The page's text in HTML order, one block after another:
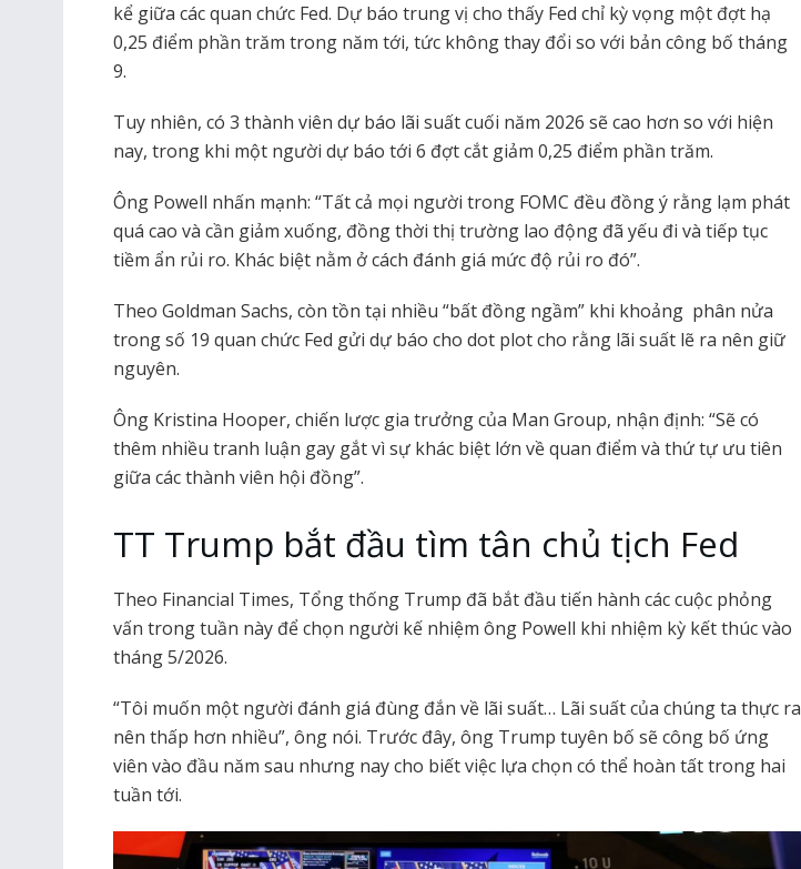
kể giữa các quan chức Fed. Dự báo trung vị cho thấy Fed chỉ kỳ vọng một đợt hạ
0,25 điểm phần trăm trong năm tới, tức không thay đổi so với bản công bố tháng
9.
Tuy nhiên, có 3 thành viên dự báo lãi suất cuối năm 2026 sẽ cao hơn so với hiện
nay, trong khi một người dự báo tới 6 đợt cắt giảm 0,25 điểm phần trăm.
Ông Powell nhấn mạnh: “Tất cả mọi người trong FOMC đều đồng ý rằng lạm phát
quá cao và cần giảm xuống, đồng thời thị trường lao động đã yếu đi và tiếp tục
tiềm ẩn rủi ro. Khác biệt nằm ở cách đánh giá mức độ rủi ro đó”.
Theo Goldman Sachs, còn tồn tại nhiều “bất đồng ngầm” khi khoảng phân nửa
trong số 19 quan chức Fed gửi dự báo cho dot plot cho rằng lãi suất lẽ ra nên giữ
nguyên.
Ông Kristina Hooper, chiến lược gia trưởng của Man Group, nhận định: “Sẽ có
thêm nhiều tranh luận gay gắt vì sự khác biệt lớn về quan điểm và thứ tự ưu tiên
giữa các thành viên hội đồng”.
TT Trump bắt đầu tìm tân chủ tịch Fed
Theo Financial Times, Tổng thống Trump đã bắt đầu tiến hành các cuộc phỏng
vấn trong tuần này để chọn người kế nhiệm ông Powell khi nhiệm kỳ kết thúc vào
tháng 5/2026.
“Tôi muốn một người đánh giá đùng đắn về lãi suất… Lãi suất của chúng ta thực ra
nên thấp hơn nhiều”, ông nói. Trước đây, ông Trump tuyên bố sẽ công bố ứng
viên vào đầu năm sau nhưng nay cho biết việc lựa chọn có thể hoàn tất trong hai
tuần tới.